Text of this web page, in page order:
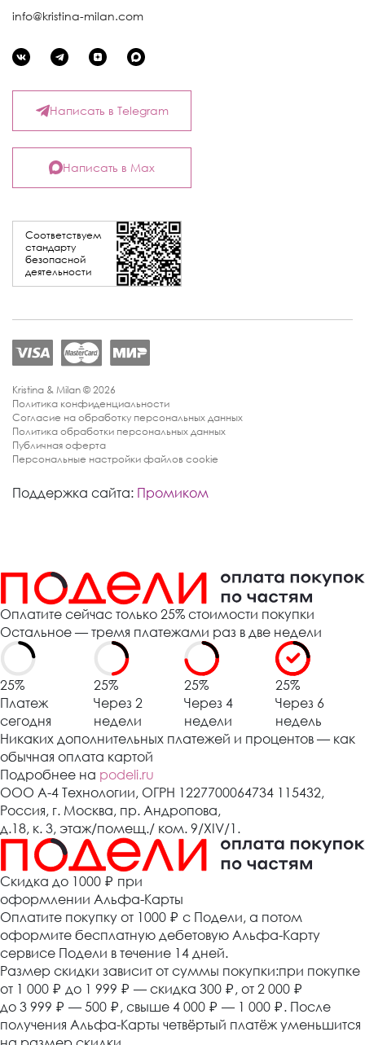
info@kristina-milan.com
Соответствуем
стандарту
безопасной
деятельности
Написать в Telegram
Написать в Max
Kristina & Milan © 2026
Политика конфиденциальности
Согласие на обработку персональных данных
Политика обработки персональных данных
Публичная оферта
Персональные настройки файлов cookie
Поддержка сайта: Промиком
Оплатите сейчас только 25% стоимости покупки
Остальное — тремя платежами раз в две недели
25%
Платеж
сегодня
25%
Через 2
недели
25%
Через 4
недели
25%
Через 6
недель
Никаких дополнительных платежей и процентов — как
обычная оплата картой
Подробнее на podeli.ru
ООО А-4 Технологии, ОГРН 1227700064734 115432,
Россия, г. Москва, пр. Андропова,
д.18, к. 3, этаж/помещ./ ком. 9/XIV/1.
Cкидка до 1000 ₽ при
оформлении Альфа-Карты
Оплатите покупку от 1000 ₽ с Подели, а потом
оформите бесплатную дебетовую Альфа-Карту
сервисе Подели в течение 14 дней.
Размер скидки зависит от суммы покупки:при покупке
от 1 000 ₽ до 1 999 ₽ — скидка 300 ₽ , от 2 000 ₽
до 3 999 ₽ — 500 ₽ , свыше 4 000 ₽ — 1 000 ₽. После
получения Альфа-Карты четвёртый платёж уменьшится